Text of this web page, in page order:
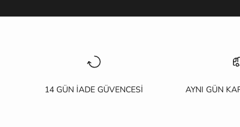
14 GÜN İADE GÜVENCESİ AYNI GÜN